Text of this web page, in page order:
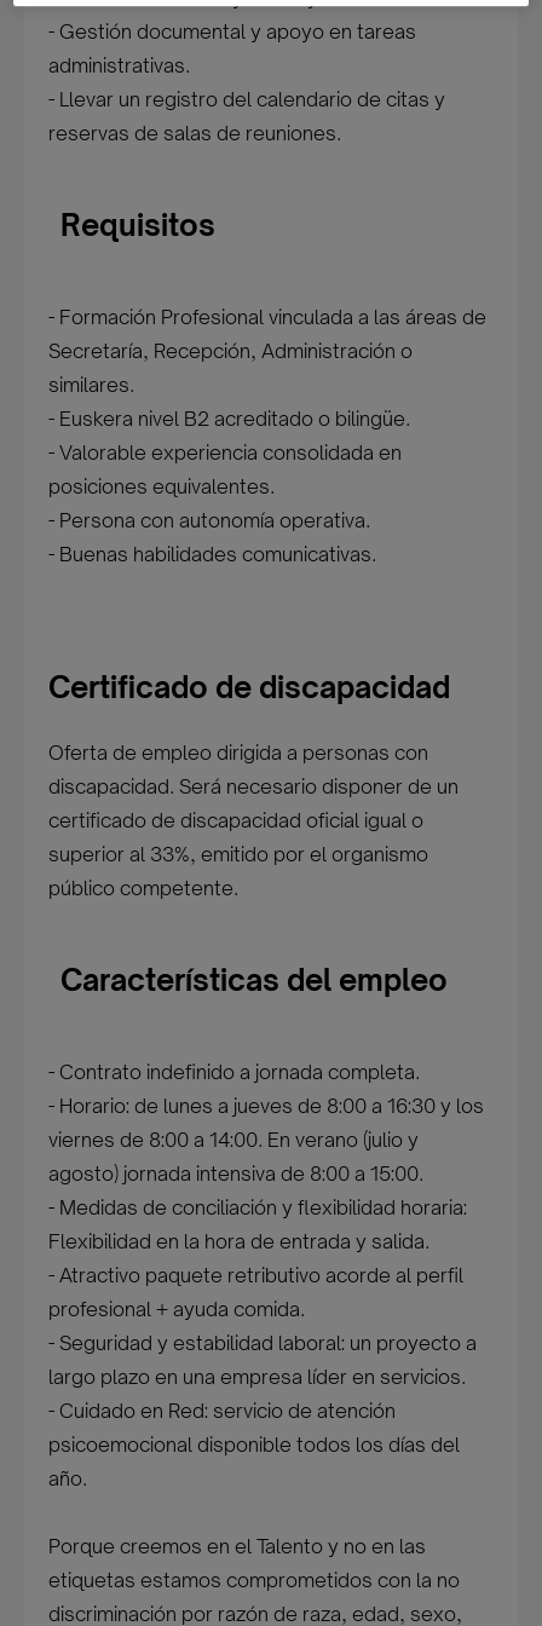
- Gestión documental y apoyo en tareas
administrativas.
- Llevar un registro del calendario de citas y
reservas de salas de reuniones.
Requisitos
- Formación Profesional vinculada a las áreas de
Secretaría, Recepción, Administración o
similares.
- Euskera nivel B2 acreditado o bilingüe.
- Valorable experiencia consolidada en
posiciones equivalentes.
- Persona con autonomía operativa.
- Buenas habilidades comunicativas.
Certificado de discapacidad
Oferta de empleo dirigida a personas con
discapacidad. Será necesario disponer de un
certificado de discapacidad oficial igual o
superior al 33%, emitido por el organismo
público competente.
Características del empleo
- Contrato indefinido a jornada completa.
- Horario: de lunes a jueves de 8:00 a 16:30 y los
viernes de 8:00 a 14:00. En verano (julio y
agosto) jornada intensiva de 8:00 a 15:00.
- Medidas de conciliación y flexibilidad horaria:
Flexibilidad en la hora de entrada y salida.
- Atractivo paquete retributivo acorde al perfil
profesional + ayuda comida.
- Seguridad y estabilidad laboral: un proyecto a
largo plazo en una empresa líder en servicios.
- Cuidado en Red: servicio de atención
psicoemocional disponible todos los días del
año.
Porque creemos en el Talento y no en las
etiquetas estamos comprometidos con la no
discriminación por razón de raza, edad, sexo,